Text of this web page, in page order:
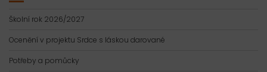
Školní rok 2026/2027
Ocenění v projektu Srdce s láskou darované
Potřeby a pomůcky